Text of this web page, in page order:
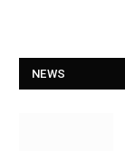
NEWS